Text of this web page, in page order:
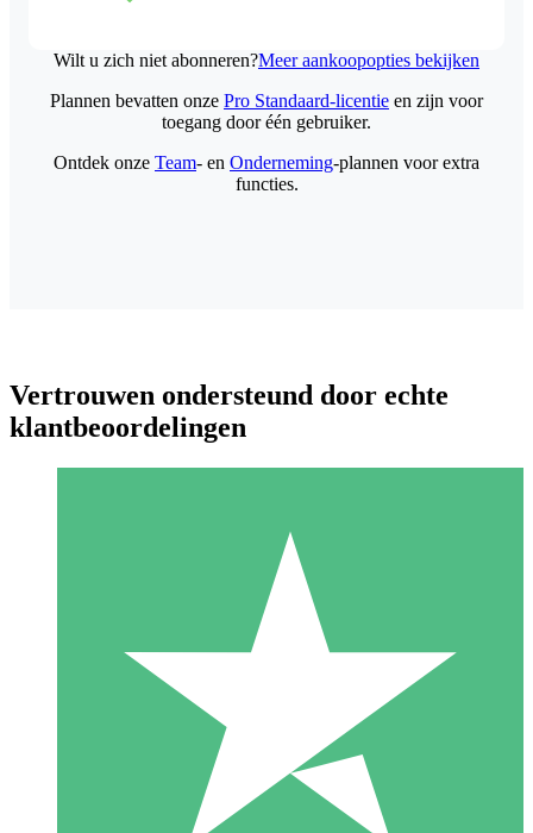
Wilt u zich niet abonneren?Meer aankoopopties bekijken
Individuele Creditpakketten
Betaal per gebruik met downloadtegoeden. Geen maandelijkse
1000
Plannen bevatten onze Pro Standaard-licentie en zijn voor
toegang door één gebruiker.
Ontdek onze Team- en Onderneming-plannen voor extra
functies.
Vertrouwen ondersteund door echte
klantbeoordelingen